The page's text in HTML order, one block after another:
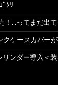
ﾞｸﾘ
！…ってまだ出
ケースカバー
リンダー導入＜装